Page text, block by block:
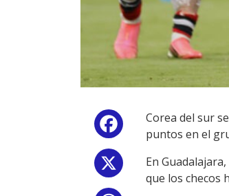
Facebook
Corea del sur
puntos en el
En
que los checos